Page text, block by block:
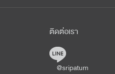
ติดต่อเรา
@sripatum